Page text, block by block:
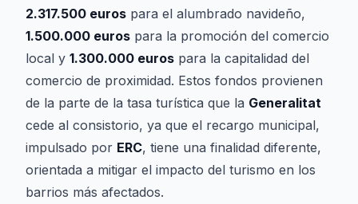
2.317.500 euros para el alumbrado navideño,
1.500.000 euros para la promoción del comercio
local y 1.300.000 euros para la capitalidad del
comercio de proximidad. Estos fondos provienen
de la parte de la tasa turística que la Generalitat
cede al consistorio, ya que el recargo municipal,
impulsado por ERC, tiene una finalidad diferente,
orientada a mitigar el impacto del turismo en los
barrios más afectados.